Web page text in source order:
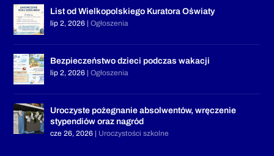
List od Wielkopolskiego Kuratora Oświaty
lip 2, 2026 |Ogłoszenia
Bezpieczeństwo dzieci podczas wakacji
lip 2, 2026 |Ogłoszenia
Uroczyste pożegnanie absolwentów, wręczenie
stypendiów oraz nagród
cze 26, 2026 | Uroczystości szkolne